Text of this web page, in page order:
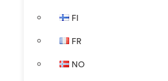
FI
FR
NO